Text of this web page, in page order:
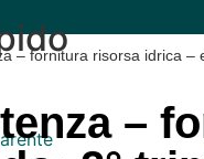
– fornitura risorsa idrica
–